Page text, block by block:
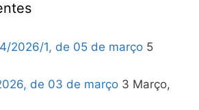
2026/1, de 05 de março 5
de 03 de março 3 Março,